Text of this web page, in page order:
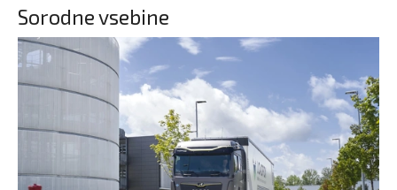
Sorodne vsebine